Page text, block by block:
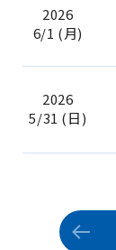
2026
6/1 (月)
2026
5/31 (日)